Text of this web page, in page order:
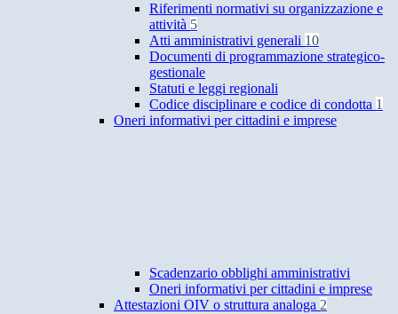
Riferimenti normativi su organizzazione e
attività 5
Atti amministrativi generali 10
Documenti di programmazione strategico-
gestionale
Statuti e leggi regionali
Codice disciplinare e codice di condotta 1
Oneri informativi per cittadini e imprese
Scadenzario obblighi amministrativi
Oneri informativi per cittadini e imprese
Attestazioni OIV o struttura analoga 2